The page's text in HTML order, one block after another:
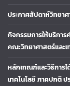
ประกาศสัปดาห์วิทยา
กิจกรรมการให้บริการ
คณะวิทยาศาสตร์และเ
หลักเกณฑ์และวิธีการ
เทคโนโลยี ภาคปกติ ป